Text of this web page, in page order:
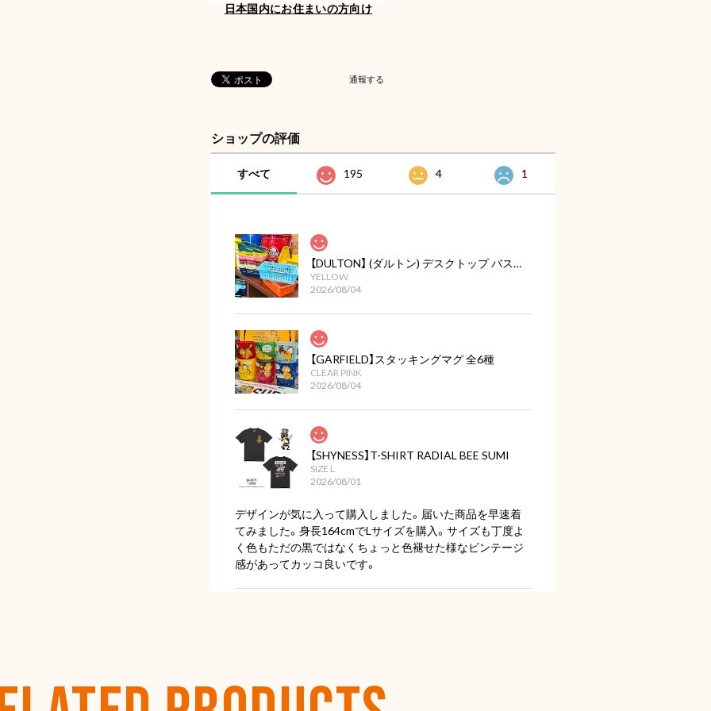
日本国内にお住まいの方向け
通報する
ショップの評価
すべて 195 4 1
【DULTON】 (ダルトン) デスクトップ バスケット
YELLOW
2026/08/04
【GARFIELD】スタッキングマグ 全6種
CLEAR PINK
2026/08/04
【SHYNESS】T-SHIRT RADIAL BEE SUMI
SIZE L
2026/08/01
デザインが気に入って購入しました。届いた商品を早速着
てみました。身長164cmでLサイズを購入。サイズも丁度よ
く色もただの黒ではなくちょっと色褪せた様なビンテージ
感があってカッコ良いです。